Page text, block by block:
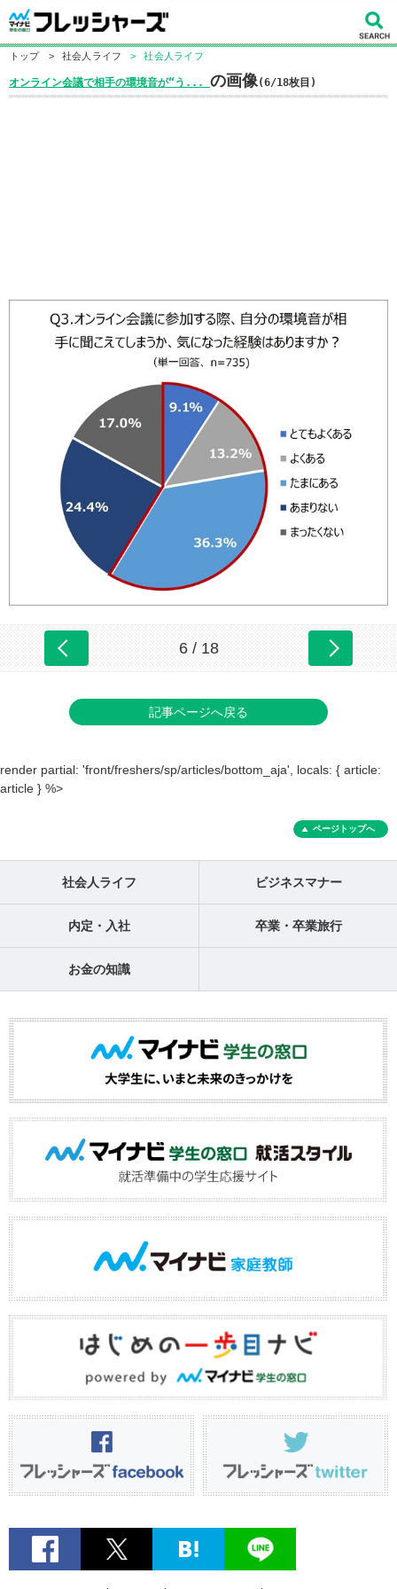
トップ > 社会人ライフ > 社会人ライフ
オンライン会議で相手の環境音が“う... の画像(6/18枚目)
6 / 18
記事ページへ戻る
render partial: 'front/freshers/sp/articles/bottom_aja', locals: { article:
article } %>
ページトップへ
社会人ライフ ビジネスマナー
内定・入社 卒業・卒業旅行
お金の知識